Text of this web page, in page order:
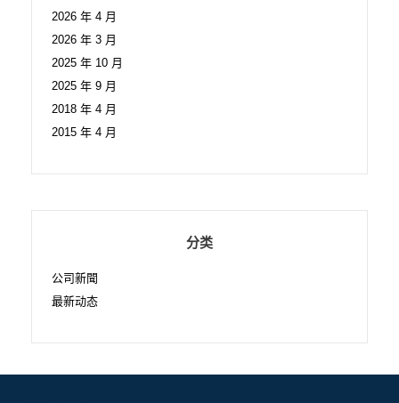
2026 年 4 月
2026 年 3 月
2025 年 10 月
2025 年 9 月
2018 年 4 月
2015 年 4 月
分类
公司新聞
最新动态